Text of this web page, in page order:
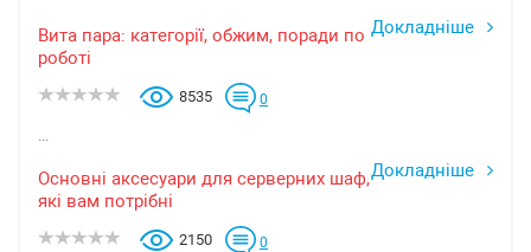
Докладніше
Вита пара: категорії, обжим, поради по
роботі
8535 0
...
Докладніше
Основні аксесуари для серверних шаф,
які вам потрібні
2150 0